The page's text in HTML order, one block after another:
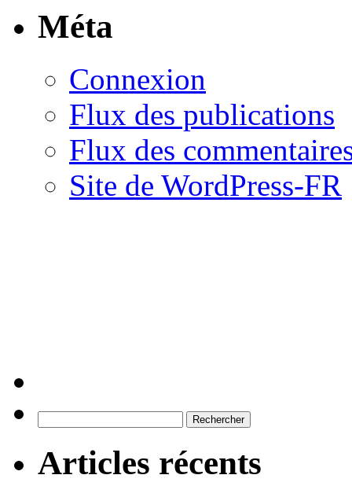
Méta
Connexion
Flux des publications
Flux des
Site de WordPress-FR
Articles récents